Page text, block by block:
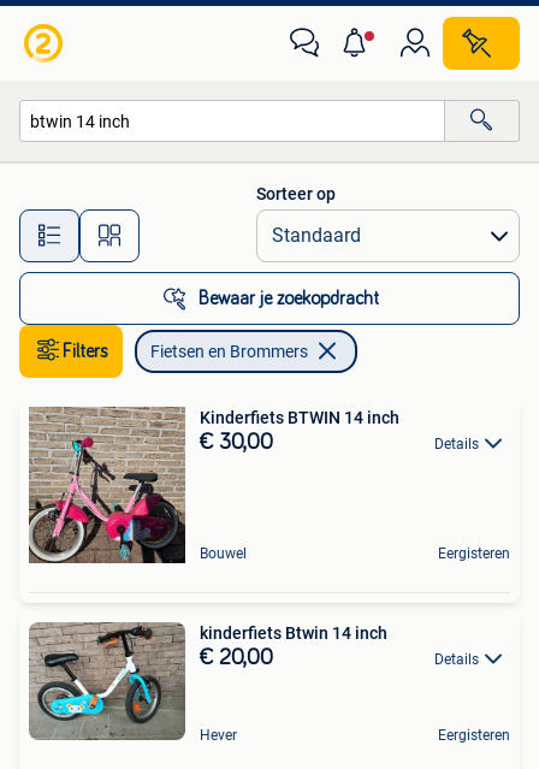
Alle afstanden…
Sorteer op
Bewaar je zoekopdracht
Filters Fietsen en Brommers
Kinderfiets BTWIN 14 inch
€ 30,00 Details
Bouwel Eergisteren
kinderfiets Btwin 14 inch
€ 20,00 Details
Hever Eergisteren